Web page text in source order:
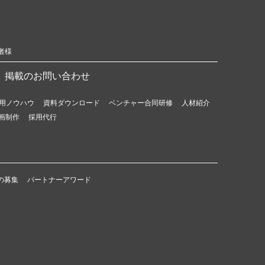
様
掲載のお問い合わせ
ノウハウ 資料ダウンロード ベンチャー合同研修
人材紹介
制作
採用代行
募集 パートナーアワード